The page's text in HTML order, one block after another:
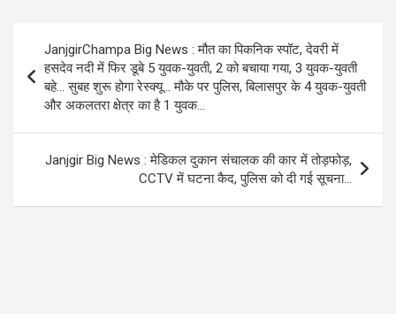
o
o
k
A
p
p
a
m
navigation
JanjgirChampa Big News : मौत का पिकनिक स्पॉट, देवरी में
हसदेव नदी में फिर डूबे 5 युवक-युवती, 2 को बचाया गया, 3 युवक-युवती
बहे… सुबह शुरू होगा रेस्क्यू… मौके पर पुलिस, बिलासपुर के 4 युवक-युवती
और अकलतरा क्षेत्र का है 1 युवक…
Janjgir Big News : मेडिकल दुकान संचालक की कार में तोड़फोड़,
CCTV में घटना कैद, पुलिस को दी गई सूचना…